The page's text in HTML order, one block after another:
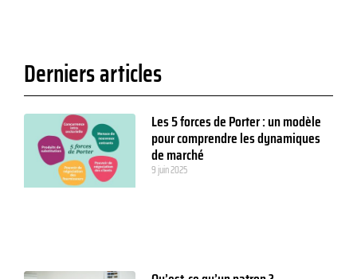
Derniers articles
Les 5 forces de Porter : un modèle
pour comprendre les dynamiques
de marché
9 juin 2025